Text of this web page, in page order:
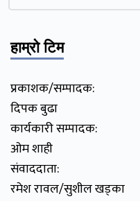
हाम्रो टिम
प्रकाशक/सम्पादक:
दिपक बुढा
कार्यकारी सम्पादक:
ओम शाही
संवाददाता:
रमेश रावल/सुशील खड्का